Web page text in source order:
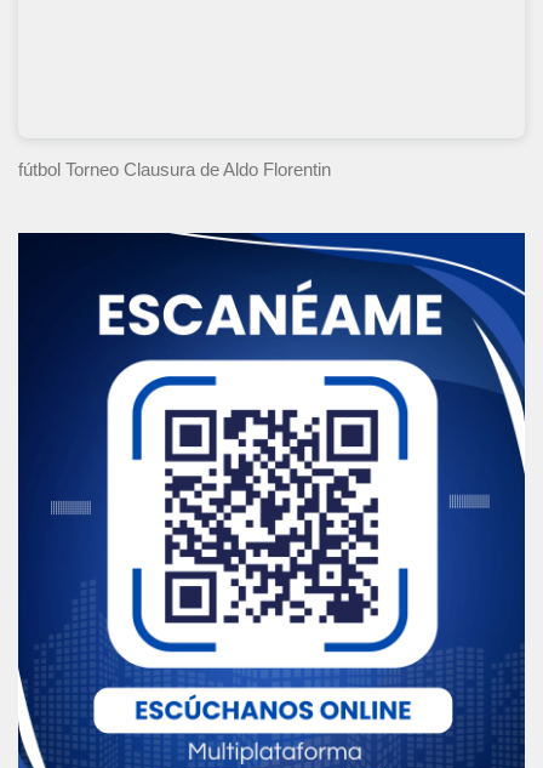
fútbol Torneo Clausura de Aldo Florentin